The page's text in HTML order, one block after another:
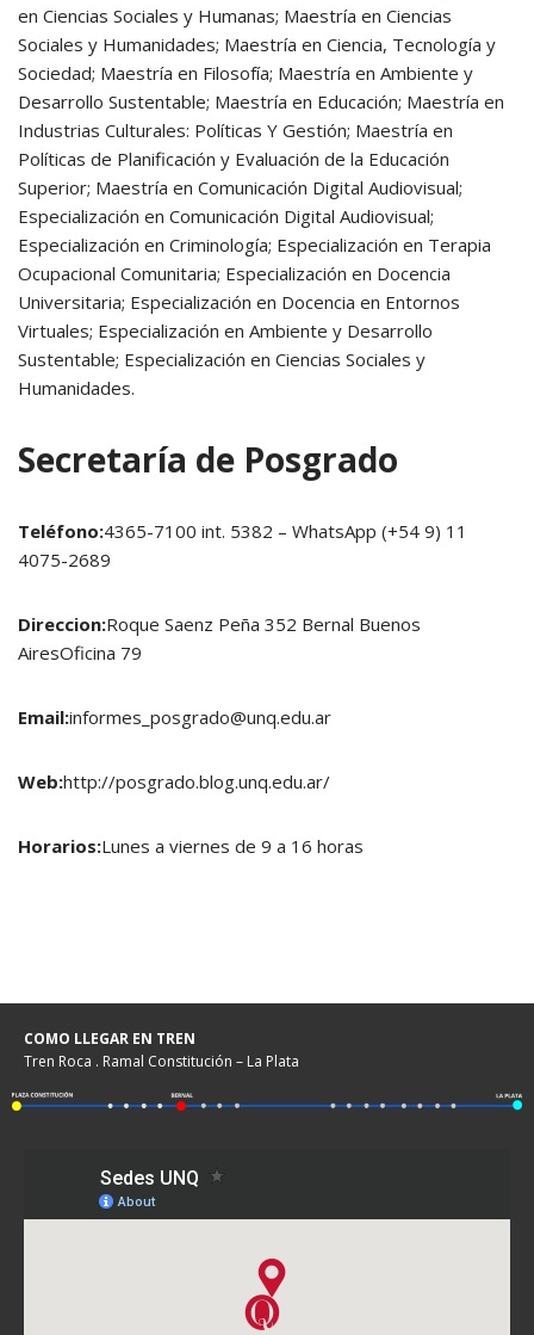
en Ciencias Sociales y Humanas; Maestría en Ciencias
Sociales y Humanidades; Maestría en Ciencia, Tecnología y
Sociedad; Maestría en Filosofía; Maestría en Ambiente y
Desarrollo Sustentable; Maestría en Educación; Maestría en
Industrias Culturales: Políticas Y Gestión; Maestría en
Políticas de Planificación y Evaluación de la Educación
Superior; Maestría en Comunicación Digital Audiovisual;
Especialización en Comunicación Digital Audiovisual;
Especialización en Criminología; Especialización en Terapia
Ocupacional Comunitaria; Especialización en Docencia
Universitaria; Especialización en Docencia en Entornos
Virtuales; Especialización en Ambiente y Desarrollo
Sustentable; Especialización en Ciencias Sociales y
Humanidades.
Secretaría de Posgrado
Teléfono:4365-7100 int. 5382 – WhatsApp (+54 9) 11
4075-2689
Direccion:Roque Saenz Peña 352 Bernal Buenos
AiresOficina 79
Email:informes_posgrado@unq.edu.ar
Web:http://posgrado.blog.unq.edu.ar/
Horarios:Lunes a viernes de 9 a 16 horas
COMO LLEGAR EN TREN
Tren Roca . Ramal Constitución – La Plata